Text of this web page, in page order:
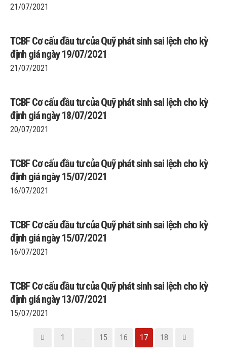
21/07/2021
TCBF Cơ cấu đầu tư của Quỹ phát sinh sai lệch cho kỳ
định giá ngày 19/07/2021
21/07/2021
TCBF Cơ cấu đầu tư của Quỹ phát sinh sai lệch cho kỳ
định giá ngày 18/07/2021
20/07/2021
TCBF Cơ cấu đầu tư của Quỹ phát sinh sai lệch cho kỳ
định giá ngày 15/07/2021
16/07/2021
TCBF Cơ cấu đầu tư của Quỹ phát sinh sai lệch cho kỳ
định giá ngày 15/07/2021
16/07/2021
TCBF Cơ cấu đầu tư của Quỹ phát sinh sai lệch cho kỳ
định giá ngày 13/07/2021
15/07/2021
1 … 15 16 17 18